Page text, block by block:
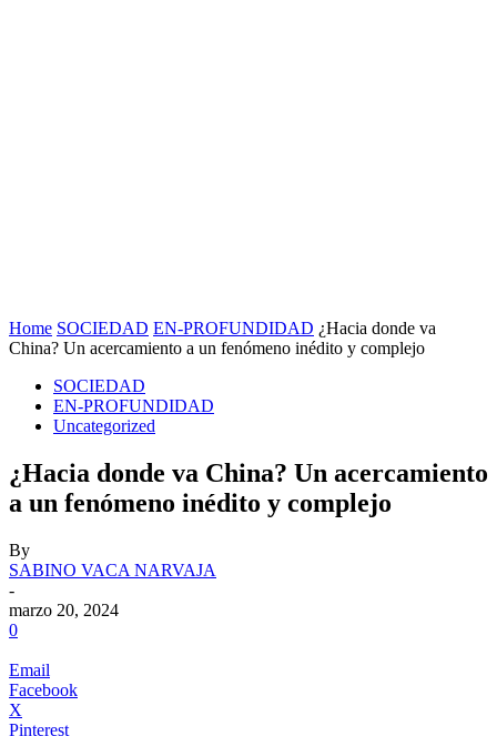
Home SOCIEDAD EN-PROFUNDIDAD ¿Hacia donde va
China? Un acercamiento a un fenómeno inédito y complejo
SOCIEDAD
EN-PROFUNDIDAD
Uncategorized
¿Hacia donde va China? Un acercamiento
a un fenómeno inédito y complejo
By
SABINO VACA NARVAJA
-
marzo 20, 2024
0
Email
Facebook
X
Pinterest